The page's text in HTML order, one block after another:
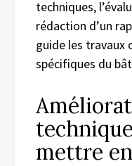
techniques,
rédaction d’un
guide les travaux
spécifiques du
mettre